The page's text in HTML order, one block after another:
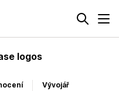
logos
Vývojář